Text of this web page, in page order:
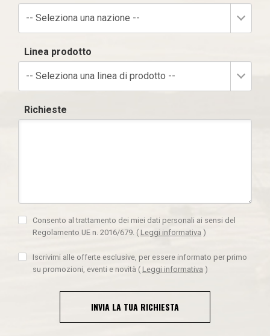
-- Seleziona una nazione --
Linea prodotto
-- Seleziona una linea di prodotto --
Richieste
Consento al trattamento dei miei dati personali ai sensi del
Regolamento UE n. 2016/679. ( Leggi informativa )
Iscrivimi alle offerte esclusive, per essere informato per primo
su promozioni, eventi e novità ( Leggi informativa )
INVIA LA TUA RICHIESTA